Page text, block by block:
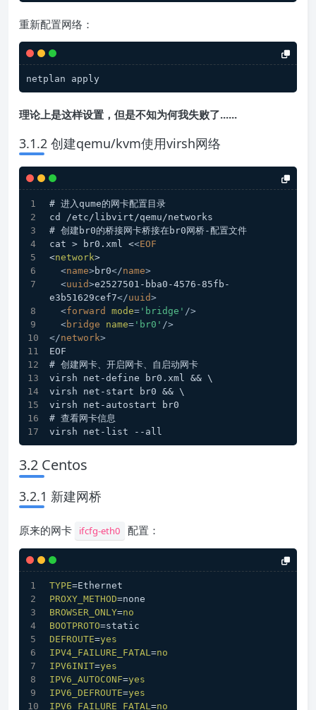
重新配置网络：
netplan apply
理论上是这样设置，但是不知为何我失败了......
3.1.2 创建qemu/kvm使用virsh网络
# 进入qume的网卡配置目录
cd /etc/libvirt/qemu/networks
# 创建br0的桥接网卡桥接在br0网桥-配置文件
cat > br0.xml <<EOF
<network>
<name> br0</name>
<uuid>e2527501-bba0-4576-85fb-
e3b51629cef7</uuid>
<forward mode= 'bridge' />
<bridge name= 'br0' />
</network>
EOF
# 创建网卡、开启网卡、自启动网卡
virsh net-define br0.xml && \
virsh net-start br0 && \
virsh net-autostart br0
# 查看网卡信息
virsh net-list --all
3.2 Centos
3.2.1 新建网桥
原来的网卡 ifcfg-eth0 配置：
TYPE=Ethernet
PROXY_METHOD=none
BROWSER_ONLY=no
BOOTPROTO=static
DEFROUTE=yes
IPV4_FAILURE_FATAL=no
IPV6INIT=yes
IPV6_AUTOCONF=yes
IPV6_DEFROUTE=yes
IPV6_FAILURE_FATAL=no